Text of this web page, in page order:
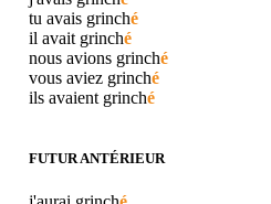
tu avais grinché
il avait grinché
nous avions grinché
vous aviez grinché
ils avaient grinché
FUTUR ANTÉRIEUR